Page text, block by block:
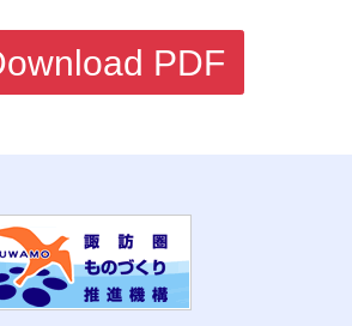
PDF